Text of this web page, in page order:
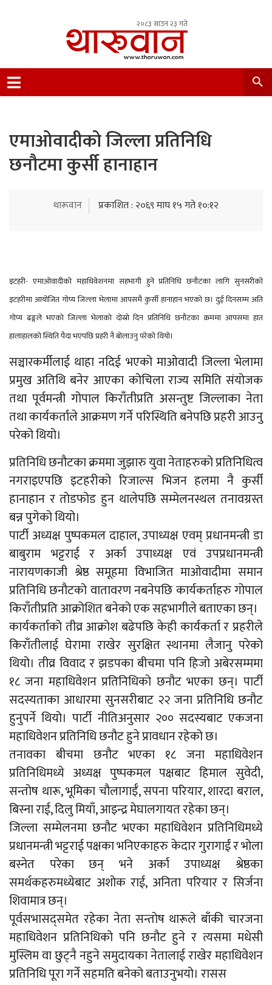
२०८३ साउन २३ गते
Nepal.
एमाओवादीको जिल्ला प्रतिनिधि
छनौटमा कुर्सी हानाहान
थारूवान प्रकाशित : २०६९ माघ १५ गते १०:१२
इटहरी- एमाओवादीको महाधिवेशनमा सहभागी हुने प्रतिनिधि छनौटका लागि सुनसरीको
इटहरीमा आयोजित गोप्य जिल्ला भेलामा आपसमै कुर्सी हानाहान भएको छ। दुई दिनसम्म अति
गोप्य ढङ्गले भएको जिल्ला भेलाको दोस्रो दिन प्रतिनिधि छनौटका क्रममा आपसमा हात
हालाहालको स्थिति पैदा भएपछि प्रहरी नै बोलाउनु परेको थियो।
सञ्चारकर्मीलाई थाहा नदिई भएको माओवादी जिल्ला भेलामा
प्रमुख अतिथि बनेर आएका कोचिला राज्य समिति संयोजक
तथा पूर्वमन्त्री गोपाल किराँतीप्रति असन्तुष्ट जिल्लाका नेता
तथा कार्यकर्ताले आक्रमण गर्ने परिस्थिति बनेपछि प्रहरी आउनु
परेको थियो।
प्रतिनिधि छनौटका क्रममा जुझारु युवा नेताहरुको प्रतिनिधित्व
नगराइएपछि इटहरीको रिजाल्स भिजन हलमा नै कुर्सी
हानाहान र तोडफोड हुन थालेपछि सम्मेलनस्थल तनावग्रस्त
बन्न पुगेको थियो।
पार्टी अध्यक्ष पुष्पकमल दाहाल, उपाध्यक्ष एवम् प्रधानमन्त्री डा
बाबुराम भट्टराई र अर्का उपाध्यक्ष एवं उपप्रधानमन्त्री
नारायणकाजी श्रेष्ठ समूहमा विभाजित माओवादीमा समान
प्रतिनिधि छनौटको वातावरण नबनेपछि कार्यकर्ताहरु गोपाल
किराँतीप्रति आक्रोशित बनेको एक सहभागीले बताएका छन्।
कार्यकर्ताको तीव्र आक्रोश बढेपछि केही कार्यकर्ता र प्रहरीले
किराँतीलाई घेरामा राखेर सुरक्षित स्थानमा लैजानु परेको
थियो। तीव्र विवाद र झडपका बीचमा पनि हिजो अबेरसम्ममा
१८ जना महाधिवेशन प्रतिनिधिको छनौट भएका छन्। पार्टी
सदस्यताका आधारमा सुनसरीबाट २२ जना प्रतिनिधि छनौट
हुनुपर्ने थियो। पार्टी नीतिअनुसार २०० सदस्यबाट एकजना
महाधिवेशन प्रतिनिधि छनौट हुने प्रावधान रहेको छ।
तनावका बीचमा छनौट भएका १८ जना महाधिवेशन
प्रतिनिधिमध्ये अध्यक्ष पुष्पकमल पक्षबाट हिमाल सुवेदी,
सन्तोष थारू, भूमिका चौलागाईँ, सपना परियार, शारदा बराल,
बिस्ना राई, दिलु मियाँ, आइन्द्र मेघालगायत रहेका छन्।
जिल्ला सम्मेलनमा छनौट भएका महाधिवेशन प्रतिनिधिमध्ये
प्रधानमन्त्री भट्टराई पक्षका भनिएकाहरु केदार गुरागाईं र भोला
बस्नेत परेका छन् भने अर्का उपाध्यक्ष श्रेष्ठका
समर्थकहरुमध्येबाट अशोक राई, अनिता परियार र सिर्जना
शिवामात्र छन्।
पूर्वसभासद्समेत रहेका नेता सन्तोष थारूले बाँकी चारजना
महाधिवेशन प्रतिनिधिको पनि छनौट हुने र त्यसमा मधेसी
मुस्लिम वा छुट्नै नहुने समुदायका नेतालाई राखेर महाधिवेशन
प्रतिनिधि पूरा गर्ने सहमति बनेको बताउनुभयो। रासस